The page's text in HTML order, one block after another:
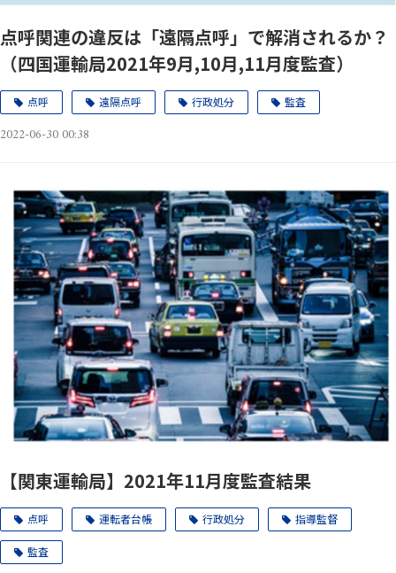
点呼関連の違反は「遠隔点呼」で解消されるか？
（四国運輸局2021年9月,10月,11月度監査）
点呼 遠隔点呼 行政処分 監査
2022-06-30 00:38
【関東運輸局】2021年11月度監査結果
点呼 運転者台帳 行政処分 指導監督
監査